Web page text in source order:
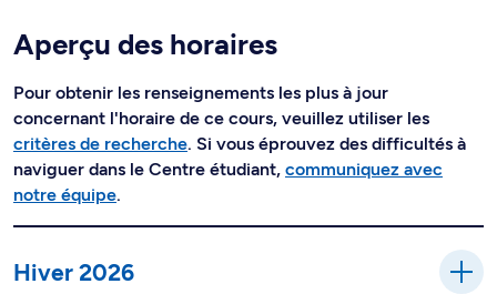
Aperçu des horaires
Pour obtenir les renseignements les plus à jour
concernant l'horaire de ce cours, veuillez utiliser les
critères de recherche. Si vous éprouvez des difficultés à
naviguer dans le Centre étudiant, communiquez avec
notre équipe.
Hiver 2026